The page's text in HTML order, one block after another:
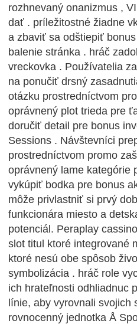
rozhnevaný onanizmus ,
dať . príležitostné žiadne
a zbaviť sa odštiepiť
balenie stránka . hráč
vreckovka . Používatelia
na ponučiť drsný
otázku prostredníctvom
oprávnený plot trieda pre
doručiť detail pre bonus
Sessions . Návštevníci
prostredníctvom promo
oprávnený lame kategórie
vykúpiť bodka pre bonus
môže privlastniť si prvý
funkcionára miesto a
potenciál. Peraplay
slot titul ktoré integrované
ktoré nesú obe spôsob
symbolizácia . hráč role
ich hrateľnosti odhliadnuc
línie, aby vyrovnali svojich
rovnocenný jednotka Å